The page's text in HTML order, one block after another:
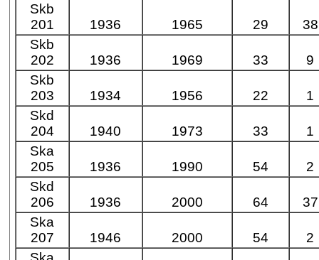
Skb
201
1936 1965 29
38
Skb
202
1936 1969 33
9
Skb
203
1934 1956 22
1
Skd
204
1940 1973 33
1
Ska
205
1936 1990 54
2
Skd
206
1936 2000 64
37
Ska
207
1946 2000 54
2